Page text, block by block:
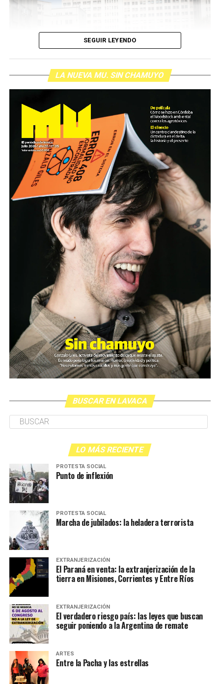
SEGUIR LEYENDO
LA NUEVA MU. SIN CHAMUYO
BUSCAR EN LAVACA
LO MÁS RECIENTE
PROTESTA SOCIAL
Punto de inflexión
PROTESTA SOCIAL
Marcha de jubilados: la heladera terrorista
EXTRANJERIZACIÓN
El Paraná en venta: la extranjerización de la
tierra en Misiones, Corrientes y Entre Ríos
EXTRANJERIZACIÓN
El verdadero riesgo país: las leyes que buscan
seguir poniendo a la Argentina de remate
ARTES
Entre la Pacha y las estrellas